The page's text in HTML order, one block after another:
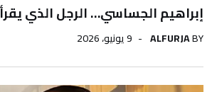
إبراهيم الجساسي… الرجل الذي
BY
ALFURJA 9 يونيو، 2026